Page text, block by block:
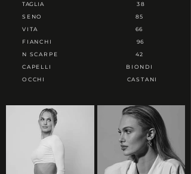
TAGLIA
SENO
VITA
FIANCHI
N SCARPE
CAPELLI
OCCHI
38
85
66
96
42
BIONDI
CASTANI